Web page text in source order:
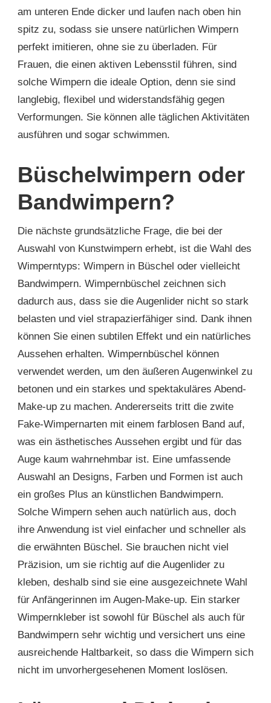
am unteren Ende dicker und laufen nach oben hin
spitz zu, sodass sie unsere natürlichen Wimpern
perfekt imitieren, ohne sie zu überladen. Für
Frauen, die einen aktiven Lebensstil führen, sind
solche Wimpern die ideale Option, denn sie sind
langlebig, flexibel und widerstandsfähig gegen
Verformungen. Sie können alle täglichen Aktivitäten
ausführen und sogar schwimmen.
Büschelwimpern oder
Bandwimpern?
Die nächste grundsätzliche Frage, die bei der
Auswahl von Kunstwimpern erhebt, ist die Wahl des
Wimperntyps: Wimpern in Büschel oder vielleicht
Bandwimpern. Wimpernbüschel zeichnen sich
dadurch aus, dass sie die Augenlider nicht so stark
belasten und viel strapazierfähiger sind. Dank ihnen
können Sie einen subtilen Effekt und ein natürliches
Aussehen erhalten. Wimpernbüschel können
verwendet werden, um den äußeren Augenwinkel zu
betonen und ein starkes und spektakuläres Abend-
Make-up zu machen. Andererseits tritt die zwite
Fake-Wimpernarten mit einem farblosen Band auf,
was ein ästhetisches Aussehen ergibt und für das
Auge kaum wahrnehmbar ist. Eine umfassende
Auswahl an Designs, Farben und Formen ist auch
ein großes Plus an künstlichen Bandwimpern.
Solche Wimpern sehen auch natürlich aus, doch
ihre Anwendung ist viel einfacher und schneller als
die erwähnten Büschel. Sie brauchen nicht viel
Präzision, um sie richtig auf die Augenlider zu
kleben, deshalb sind sie eine ausgezeichnete Wahl
für Anfängerinnen im Augen-Make-up. Ein starker
Wimpernkleber ist sowohl für Büschel als auch für
Bandwimpern sehr wichtig und versichert uns eine
ausreichende Haltbarkeit, so dass die Wimpern sich
nicht im unvorhergesehenen Moment loslösen.